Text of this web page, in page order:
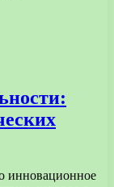
инновационное